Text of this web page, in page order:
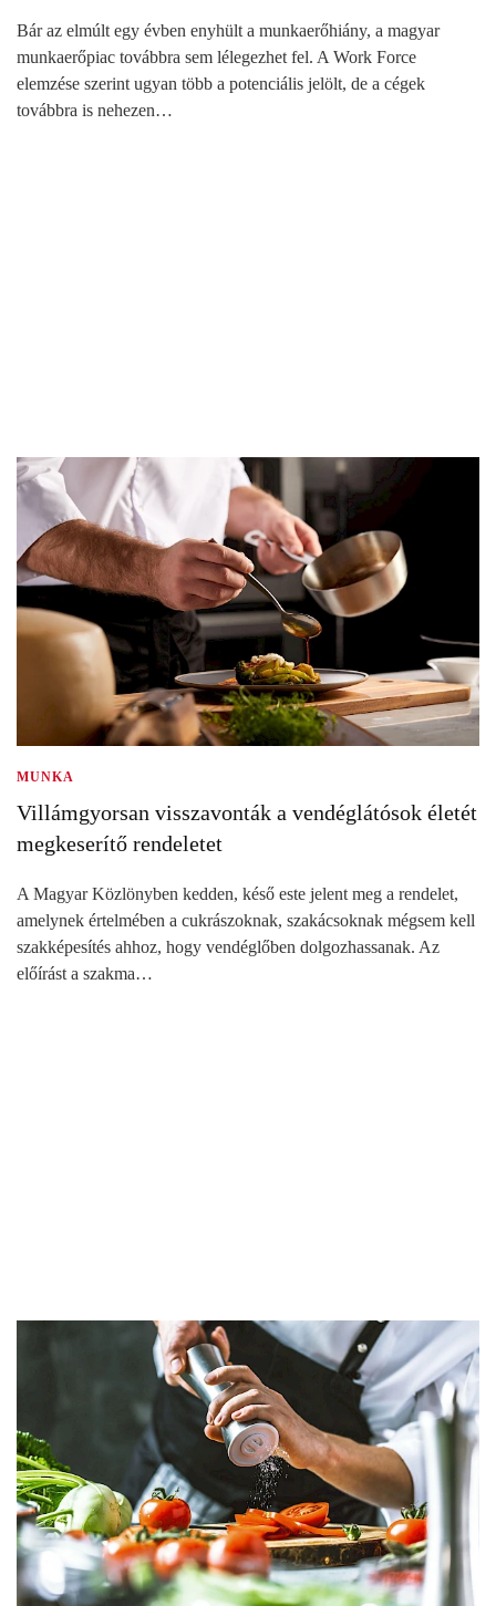
Bár az elmúlt egy évben enyhült a munkaerőhiány, a magyar
munkaerőpiac továbbra sem lélegezhet fel. A Work Force
elemzése szerint ugyan több a potenciális jelölt, de a cégek
továbbra is nehezen…
MUNKA
Villámgyorsan visszavonták a vendéglátósok életét
megkeserítő rendeletet
A Magyar Közlönyben kedden, késő este jelent meg a rendelet,
amelynek értelmében a cukrászoknak, szakácsoknak mégsem kell
szakképesítés ahhoz, hogy vendéglőben dolgozhassanak. Az
előírást a szakma…